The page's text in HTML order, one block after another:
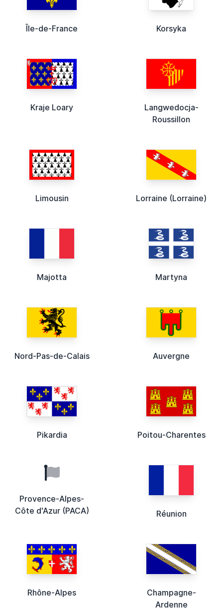
Île-de-France Korsyka
Kraje Loary
Langwedocja-
Roussillon
Limousin Lorraine (Lorraine)
Majotta Martyna
Nord-Pas-de-Calais Auvergne
Pikardia Poitou-Charentes
Provence-Alpes-
Côte d'Azur (PACA)
Réunion
Rhône-Alpes
Champagne-
Ardenne